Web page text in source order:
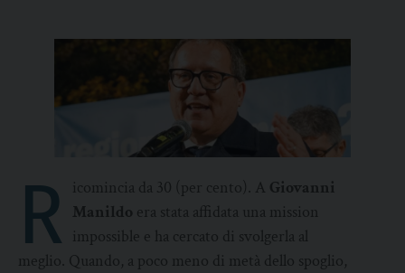
R icomincia da 30 (per cento). A Giovanni
Manildo era stata affidata una mission
impossible e ha cercato di svolgerla al
meglio. Quando, a poco meno di metà dello spoglio,